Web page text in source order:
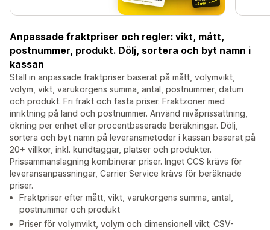
Anpassade fraktpriser och regler: vikt, mått,
postnummer, produkt. Dölj, sortera och byt namn i
kassan
Ställ in anpassade fraktpriser baserat på mått, volymvikt,
volym, vikt, varukorgens summa, antal, postnummer, datum
och produkt. Fri frakt och fasta priser. Fraktzoner med
inriktning på land och postnummer. Använd nivåprissättning,
ökning per enhet eller procentbaserade beräkningar. Dölj,
sortera och byt namn på leveransmetoder i kassan baserat på
20+ villkor, inkl. kundtaggar, platser och produkter.
Prissammanslagning kombinerar priser. Inget CCS krävs för
leveransanpassningar, Carrier Service krävs för beräknade
priser.
Fraktpriser efter mått, vikt, varukorgens summa, antal,
postnummer och produkt
Priser för volymvikt, volym och dimensionell vikt; CSV-